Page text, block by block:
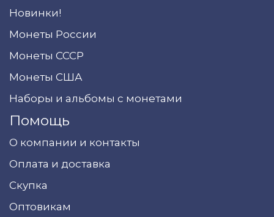
Новинки!
Монеты России
Монеты СССР
Монеты США
Наборы и альбомы с монетами
Помощь
О компании и контакты
Оплата и доставка
Скупка
Оптовикам